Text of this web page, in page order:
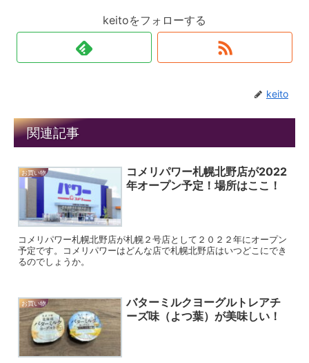
keitoをフォローする
keito
関連記事
お買い物
コメリパワー札幌北野店が2022
年オープン予定！場所はここ！
コメリパワー札幌北野店が札幌２号店として２０２２年にオープン
予定です。コメリパワーはどんな店で札幌北野店はいつどこにでき
るのでしょうか。
お買い物
バターミルクヨーグルトレアチ
ーズ味（よつ葉）が美味しい！